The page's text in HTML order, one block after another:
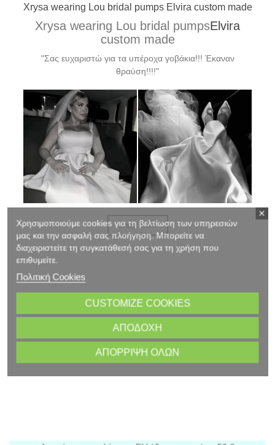
Xrysa wearing Lou bridal pumps Elvira custom made
Xrysa wearing Lou bridal pumpsElvira
custom made
"Σας ευχαριστώ για τα υπέροχα γοβάκια!!! Έκαναν
θραύση!!!!"
Shop Elvira
.........................................................
Χρησιμοποιούμε cookies για τη βελτίωση των υπηρεσιών
μας και την ασφαλή σας πλοήγηση. Μπορείτε να
διαχειριστείτε τη συγκατάθεσή σας για τη χρήση που
επιθυμείτε.
Πολιτική Cookies
CUSTOMIZE COOKIES
ΑΠΌΡΡΙΨΗ ΌΛΩΝ
ΑΠΟΔΟΧΉ